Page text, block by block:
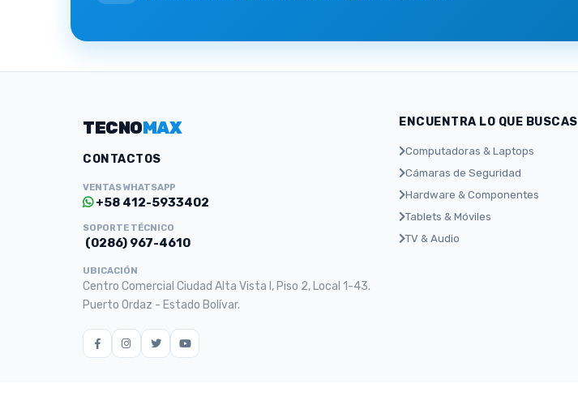
TECNOMAX
CONTACTOS
VENTAS WHATSAPP
+58 412-5933402
SOPORTE TÉCNICO
(0286) 967-4610
UBICACIÓN
Centro Comercial Ciudad Alta Vista I, Piso 2, Local 1-43.
Puerto Ordaz - Estado Bolívar.
ENCUENTRA LO QUE BUSCAS
Computadoras & Laptops
Cámaras de Seguridad
Hardware & Componentes
Tablets & Móviles
TV & Audio